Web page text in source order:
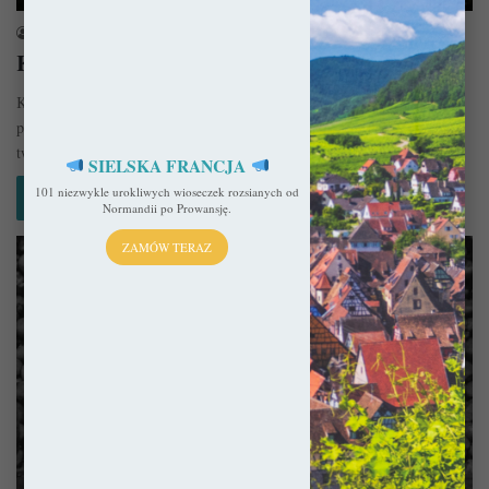
Kutna Hora – Kraina srebra
Kutna Hora na kartach historii Kutna Hora to jedno z najlepiej
prosperujących miast średniowiecznej Europy. Można spotkać się z
twierdzeniem,…
Czytaj więcej »
Gotyk
SIELSKA FRANCJA
101 niezwykle urokliwych wioseczek rozsianych od
Normandii po Prowansję.
ZAMÓW TERAZ